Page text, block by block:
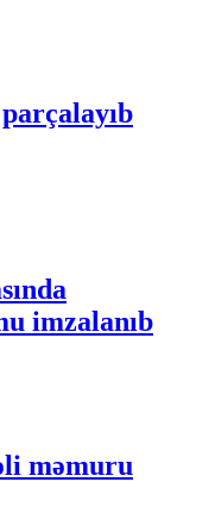
imzalanıb
məmuru